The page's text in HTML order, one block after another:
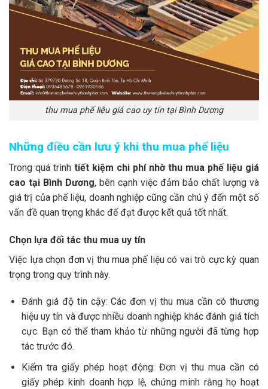
thu mua phế liệu giá cao uy tín tại Bình Dương
Những điều cần lưu ý khi thu mua phế liệu
Trong quá trình tiết kiệm chi phí nhờ thu mua phế liệu giá
cao tại Bình Dương, bên cạnh việc đảm bảo chất lượng và
giá trị của phế liệu, doanh nghiệp cũng cần chú ý đến một số
vấn đề quan trọng khác để đạt được kết quả tốt nhất.
Chọn lựa đối tác thu mua uy tín
Việc lựa chọn đơn vị thu mua phế liệu có vai trò cực kỳ quan
trọng trong quy trình này.
Đánh giá độ tin cậy: Các đơn vị thu mua cần có thương
hiệu uy tín và được nhiều doanh nghiệp khác đánh giá tích
cực. Bạn có thể tham khảo từ những người đã từng hợp
tác trước đó.
Kiểm tra giấy phép hoạt động: Đơn vị thu mua cần có
giấy phép kinh doanh hợp lệ, chứng minh rằng họ hoạt